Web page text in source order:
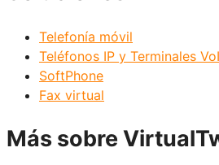
Telefonía móvil
Teléfonos IP y Terminales
SoftPhone
Fax virtual
Más sobre